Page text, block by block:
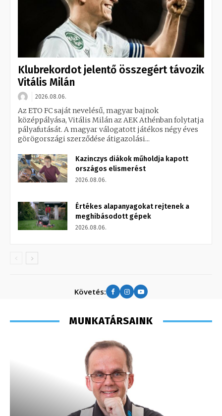
Klubrekordot jelentő összegért távozik
Vitális Milán
2026.08.06.
Az ETO FC saját nevelésű, magyar bajnok
középpályása, Vitális Milán az AEK Athénban folytatja
pályafutását. A magyar válogatott játékos négy éves
görögországi szerződése átigazolási...
Kazinczys diákok műholdja kapott
országos elismerést
2026.08.06.
Értékes alapanyagokat rejtenek a
meghibásodott gépek
2026.08.06.
Követés:
MUNKATÁRSAINK